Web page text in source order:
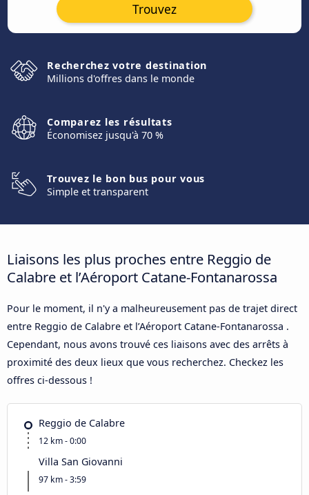
Trouvez
Recherchez votre destination
Millions d'offres dans le monde
Comparez les résultats
Économisez jusqu'à 70 %
Trouvez le bon bus pour vous
Simple et transparent
Liaisons les plus proches entre Reggio de
Calabre et l’Aéroport Catane-Fontanarossa
Pour le moment, il n'y a malheureusement pas de trajet direct
entre Reggio de Calabre et l’Aéroport Catane-Fontanarossa .
Cependant, nous avons trouvé ces liaisons avec des arrêts à
proximité des deux lieux que vous recherchez. Checkez les
offres ci-dessous !
Reggio de Calabre
12 km - 0:00
Villa San Giovanni
97 km - 3:59